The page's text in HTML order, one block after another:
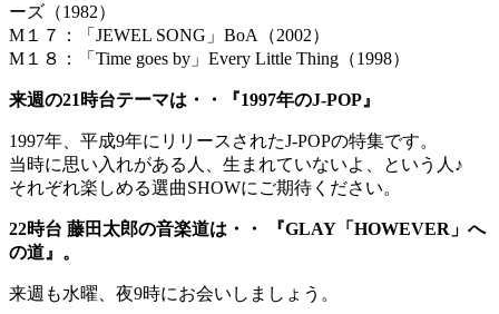
ーズ（1982）
M１７：「JEWEL SONG」BoA（2002）
M１８：「Time goes by」Every Little Thing（1998）
来週の21時台テーマは・・『1997年のJ-POP』
1997年、平成9年にリリースされたJ-POPの特集です。
当時に思い入れがある人、生まれていないよ、という人♪
それぞれ楽しめる選曲SHOWにご期待ください。
22時台 藤田太郎の音楽道は・・ 『GLAY「HOWEVER」へ
の道』。
来週も水曜、夜9時にお会いしましょう。